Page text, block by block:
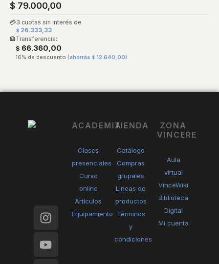
$ 79.000,00
💳3 cuotas sin interés de
$ 26.333,33
🏦Transferencia:
$ 66.360,00
16% de descuento (ahorrás $ 12.640,00)
I
n
t
Y
o
t
T
i
t
F
a
e
ACADEMIA
Clases
presenciales
Curso
online
Artículos
Equipamiento
TIENDA
Catálogo
Compras
grupales
Lineas de
productos
Términos
y
condiciones
ZONA
VINCERE
Aula
virtual
VinceWiki
Biblioteca
Digital
Mi cuenta